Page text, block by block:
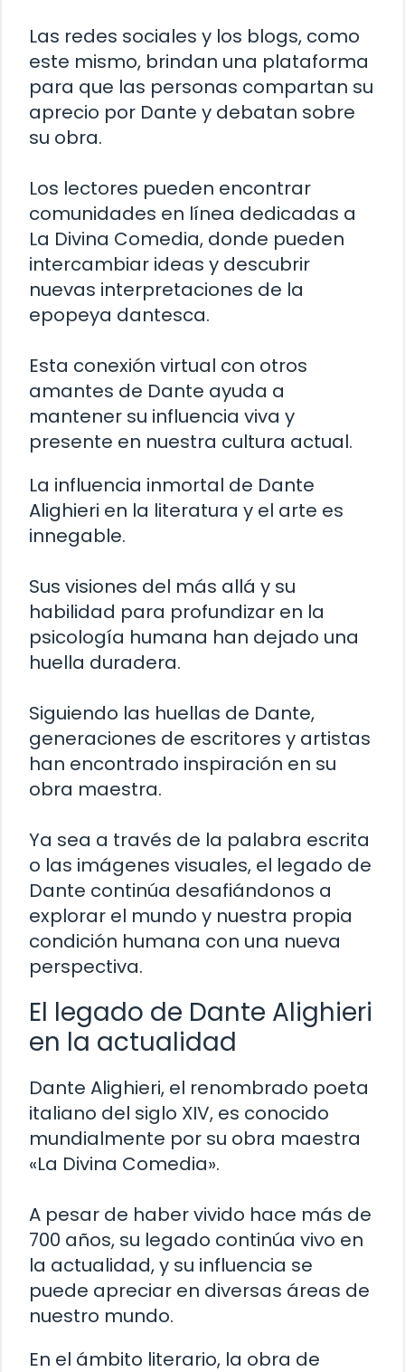
Las redes sociales y los blogs, como
este mismo, brindan una plataforma
para que las personas compartan su
aprecio por Dante y debatan sobre
su obra.
Los lectores pueden encontrar
comunidades en línea dedicadas a
La Divina Comedia, donde pueden
intercambiar ideas y descubrir
nuevas interpretaciones de la
epopeya dantesca.
Esta conexión virtual con otros
amantes de Dante ayuda a
mantener su influencia viva y
presente en nuestra cultura actual.
La influencia inmortal de Dante
Alighieri en la literatura y el arte es
innegable.
Sus visiones del más allá y su
habilidad para profundizar en la
psicología humana han dejado una
huella duradera.
Siguiendo las huellas de Dante,
generaciones de escritores y artistas
han encontrado inspiración en su
obra maestra.
Ya sea a través de la palabra escrita
o las imágenes visuales, el legado de
Dante continúa desafiándonos a
explorar el mundo y nuestra propia
condición humana con una nueva
perspectiva.
El legado de Dante Alighieri
en la actualidad
Dante Alighieri, el renombrado poeta
italiano del siglo XIV, es conocido
mundialmente por su obra maestra
«La Divina Comedia».
A pesar de haber vivido hace más de
700 años, su legado continúa vivo en
la actualidad, y su influencia se
puede apreciar en diversas áreas de
nuestro mundo.
En el ámbito literario, la obra de